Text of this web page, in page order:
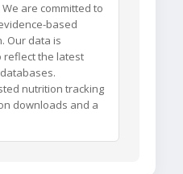
We are committed to
based
Our data is
reflect the latest
nutrition tracking
downloads and a